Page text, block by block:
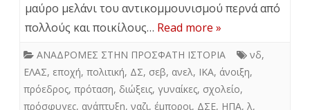
μαύρο μελάνι του αντικομμουνισμού περνά από
πολλούς και ποικίλους… Read more »
ΑΝΑΔΡΟΜΕΣ ΣΤΗΝ ΠΡΟΣΦΑΤΗ ΙΣΤΟΡΙΑ νδ,
ΕΛΑΣ, εποχή, πολιτική, ΔΣ, σεβ, ανελ, ΙΚΑ, άνοιξη,
πρόεδρος, πρόταση, διώξεις, γυναίκες, σχολείο,
πρόσφυγες, ανάπτυξη, ναζι, έμποροι, ΔΣΕ, ΗΠΑ, λ,